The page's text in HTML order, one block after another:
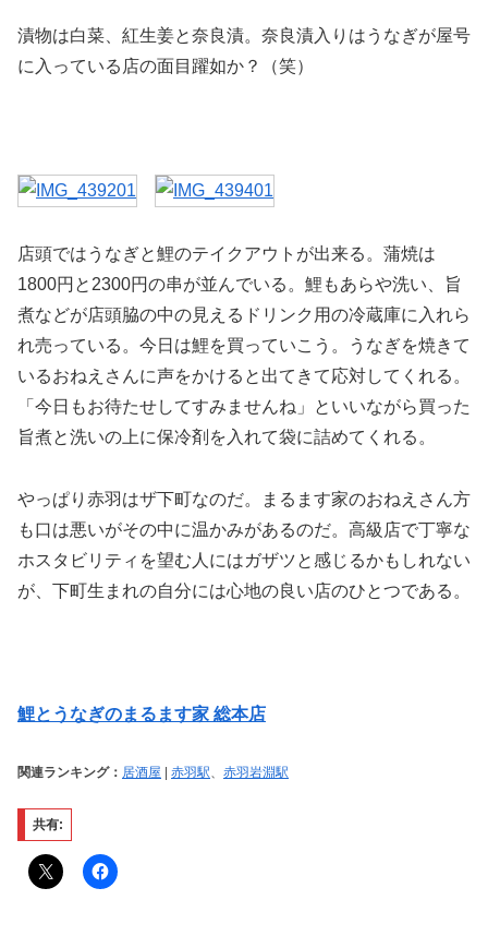
漬物は白菜、紅生姜と奈良漬。奈良漬入りはうなぎが屋号
に入っている店の面目躍如か？（笑）
店頭ではうなぎと鯉のテイクアウトが出来る。蒲焼は
1800円と2300円の串が並んでいる。鯉もあらや洗い、旨
煮などが店頭脇の中の見えるドリンク用の冷蔵庫に入れら
れ売っている。今日は鯉を買っていこう。うなぎを焼きて
いるおねえさんに声をかけると出てきて応対してくれる。
「今日もお待たせしてすみませんね」といいながら買った
旨煮と洗いの上に保冷剤を入れて袋に詰めてくれる。
やっぱり赤羽はザ下町なのだ。まるます家のおねえさん方
も口は悪いがその中に温かみがあるのだ。高級店で丁寧な
ホスタビリティを望む人にはガザツと感じるかもしれない
が、下町生まれの自分には心地の良い店のひとつである。
鯉とうなぎのまるます家 総本店
関連ランキング： 居酒屋 赤羽駅、 赤羽岩淵駅
共有: